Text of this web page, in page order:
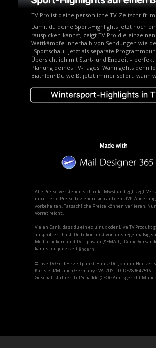
TV Pro ist deine persönliche TV-Zeitschrift
Damit du deine Sport-Highlights jetzt noch
rauspicken kannst, zeigt TV Pro die einzelnen
Wettkämpfe innerhalb von Sendungen wie
"Sportschau" jetzt als separate
Übersichtlich mit Start- und Endzeit –
Planung deines TV-Tages. Wann gehts denn
Biathlon? Du weißt jetzt immer sofort, wann
Alle Preise verstehen sich inkl. MwSt und ggf. zzgl.
rabattierte Preise beziehen sich auf den UVP.
vorbehalten. Tatsächliche Preise können variieren.
Vorrat reicht.
Vielen Dank, dass du ein equinux oder Live TV Produkt
ausprobiert hast. Du bekommst von uns regelmäßig
Mediatheken- und TV-Tipps an {$EMAIL}. Deine
kannst du jederzeitändern.
© Live TV GmbH · Zeitpunkt Haus · Dr.-Johann-Heitzer-
Karlsfeld/Munich Germany · VAT/USt ID: DE289647516
Geschäftsführer: Till Schadde (CEO) · Amtsgericht